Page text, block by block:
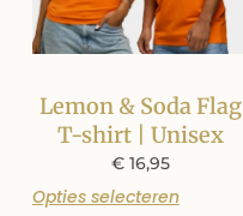
Lemon & Soda Flag
T-shirt | Unisex
€ 16,95
Opties selecteren